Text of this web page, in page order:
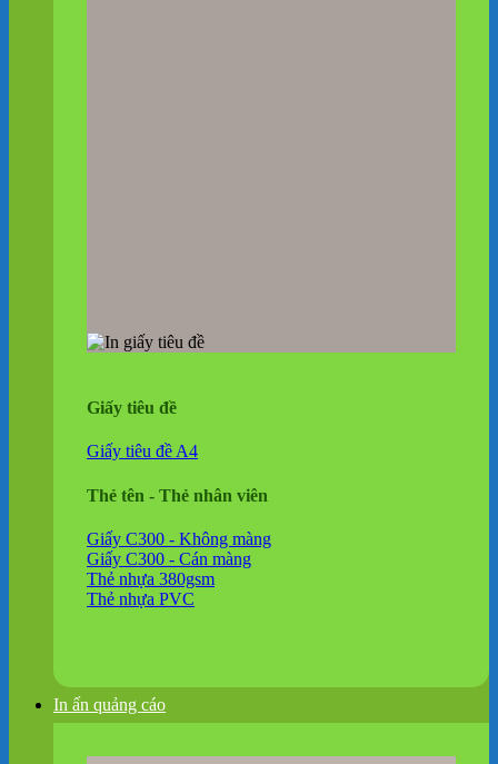
Giấy tiêu đề
Giấy tiêu đề A4
Thẻ tên - Thẻ nhân viên
Giấy C300 - Không màng
Giấy C300 - Cán màng
Thẻ nhựa 380gsm
Thẻ nhựa PVC
In ấn quảng cáo